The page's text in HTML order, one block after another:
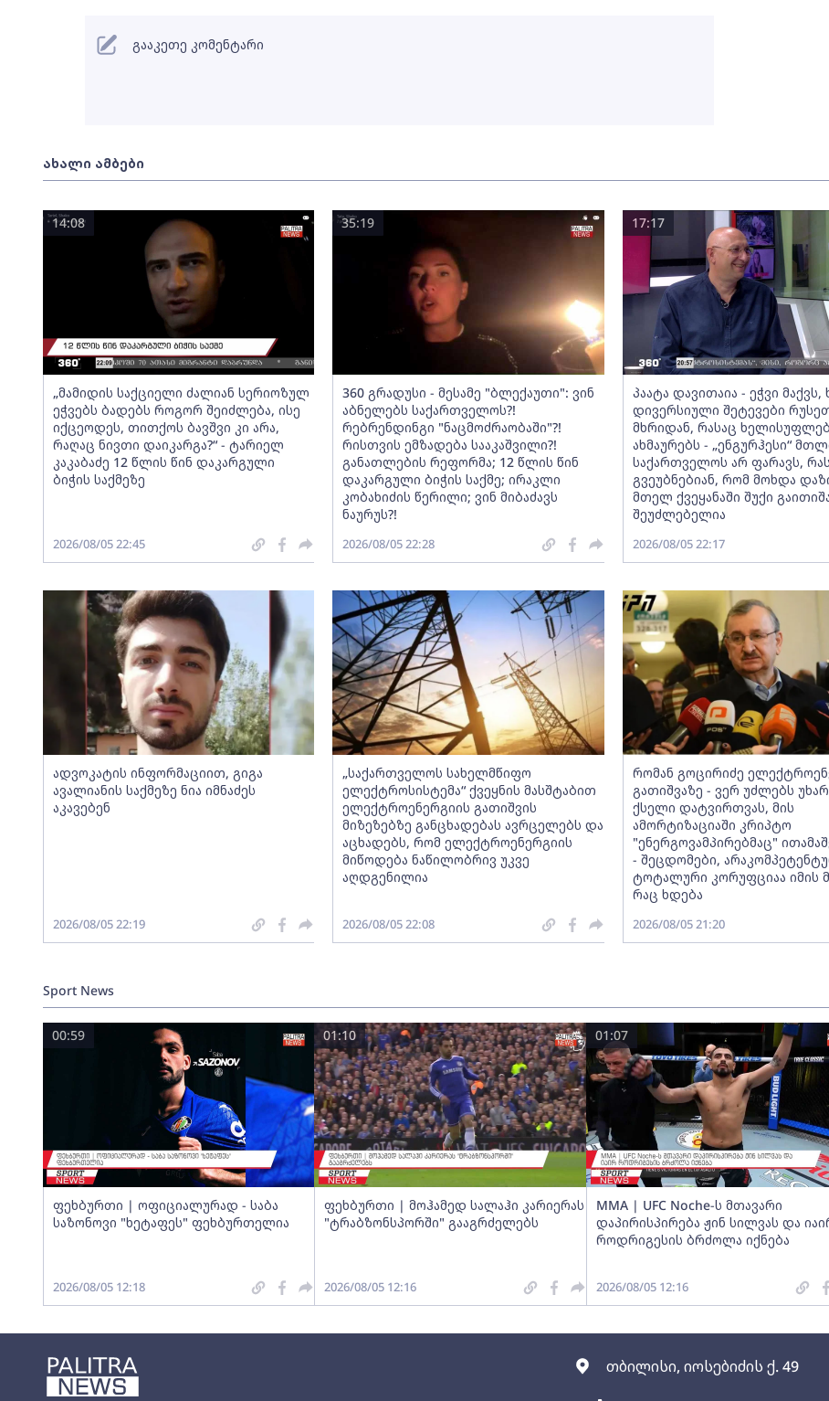
თბილისი, იოსებიძის ქ. 49
ახალი ამბები
„მამიდის საქციელი ძალიან სერიოზულ
ეჭვებს ბადებს როგორ შეიძლება, ისე
იქცეოდეს, თითქოს ბავშვი კი არა,
რაღაც ნივთი დაიკარგა?“ - ტარიელ
კაკაბაძე 12 წლის წინ დაკარგული
ბიჭის საქმეზე
14:08
2026/08/05 22:45
360 გრადუსი - მესამე "ბლექაუთი": ვინ
აბნელებს საქართველოს?!
რებრენდინგი "ნაცმოძრაობაში"?!
რისთვის ემზადება სააკაშვილი?!
განათლების რეფორმა; 12 წლის წინ
დაკარგული ბიჭის საქმე; ირაკლი
კობახიძის წერილი; ვინ მიბაძავს
ნაურუს?!
35:19
2026/08/05 22:28
პაატა დავითაია - ეჭვი მაქვს,
დივერსიული შეტევები
მხრიდან, რასაც
ახმაურებს - „ენგურჰესი“
საქართველოს არ ფარავს,
გვეუბნებიან, რომ მოხდა
მთელ ქვეყანაში შუქი
შეუძლებელია
17:17
2026/08/05 22:17
ადვოკატის ინფორმაციით, გიგა
ავალიანის საქმეზე ნია იმნაძეს
აკავებენ
2026/08/05 22:19
„საქართველოს სახელმწიფო
ელექტროსისტემა“ ქვეყნის მასშტაბით
ელექტროენერგიის გათიშვის
მიზეზებზე განცხადებას ავრცელებს და
აცხადებს, რომ ელექტროენერგიის
მიწოდება ნაწილობრივ უკვე
აღდგენილია
2026/08/05 22:08
რომან გოცირიძე
გათიშვაზე - ვერ უძლებს
ქსელი დატვირთვას, მის
ამორტიზაციაში კრიპტო
"ენერგოვამპირებმაც"
- შეცდომები,
ტოტალური კორუფციაა იმის
რაც ხდება
2026/08/05 21:20
Sport News
ფეხბურთი | ოფიციალურად - საბა
საზონოვი "ხეტაფეს" ფეხბურთელია
00:59
2026/08/05 12:18
ფეხბურთი | მოჰამედ სალაჰი კარიერას
"ტრაბზონსპორში" გააგრძელებს
01:10
2026/08/05 12:16
MMA | UFC Noche-ს მთავარი
დაპირისპირება ჟინ სილვას და
როდრიგესის ბრძოლა იქნება
01:07
2026/08/05 12:16
გააკეთე კომენტარი